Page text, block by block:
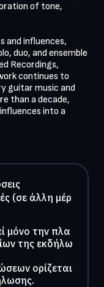
of tone,
and influences,
duo, and ensemble
Recordings,
continues to
guitar music and
than a decade,
into a
(σε άλλη μέρ
μόνο την πλα
της εκδήλω
ορίζεται